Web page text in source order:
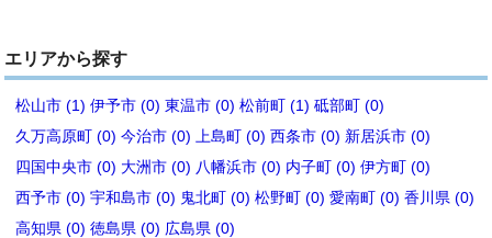
エリアから探す
松山市 (1) 伊予市 (0) 東温市 (0) 松前町 (1) 砥部町 (0)
久万高原町 (0) 今治市 (0) 上島町 (0) 西条市 (0) 新居浜市 (0)
四国中央市 (0) 大洲市 (0) 八幡浜市 (0) 内子町 (0) 伊方町 (0)
西予市 (0) 宇和島市 (0) 鬼北町 (0) 松野町 (0) 愛南町 (0) 香川県 (0)
高知県 (0) 徳島県 (0) 広島県 (0)